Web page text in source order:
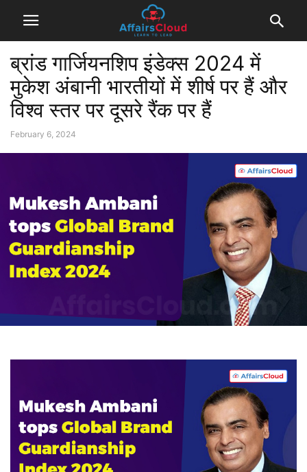
ब्रांड गार्जियनशिप इंडेक्स 2024 में
मुकेश अंबानी भारतीयों में शीर्ष पर हैं और
विश्व स्तर पर दूसरे रैंक पर हैं
February 6, 2024